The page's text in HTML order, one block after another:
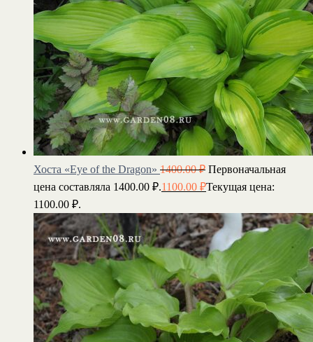
Хоста «Eye of the Dragon» 1400.00₽ Первоначальная
цена составляла 1400.00 ₽.1100.00 ₽Текущая цена:
1100.00 ₽.